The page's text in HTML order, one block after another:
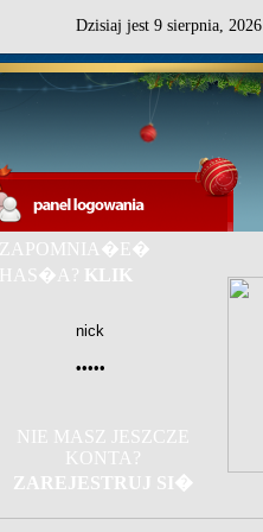
Dzisiaj jest 9 sierpnia,
ZAPOMNIA�E�
HAS�A? KLIK
NIE MASZ JESZCZE
KONTA?
ZAREJESTRUJ SI�